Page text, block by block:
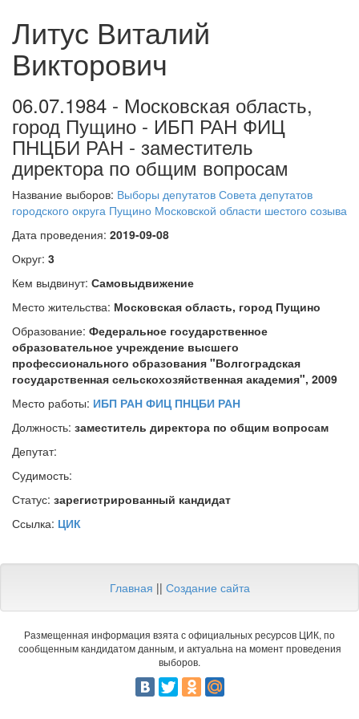
Литус Виталий
Викторович
06.07.1984 - Московская область,
город Пущино - ИБП РАН ФИЦ
ПНЦБИ РАН - заместитель
директора по общим вопросам
Название выборов: Выборы депутатов Совета депутатов
городского округа Пущино Московской области шестого созыва
Дата проведения: 2019-09-08
Округ: 3
Кем выдвинут: Самовыдвижение
Место жительства: Московская область, город Пущино
Образование: Федеральное государственное
образовательное учреждение высшего
профессионального образования "Волгоградская
государственная сельскохозяйственная академия", 2009
Место работы: ИБП РАН ФИЦ ПНЦБИ РАН
Должность: заместитель директора по общим вопросам
Депутат:
Судимость:
Статус: зарегистрированный кандидат
Ссылка: ЦИК
Главная || Создание сайта
Размещенная информация взята с официальных ресурсов ЦИК, по
сообщенным кандидатом данным, и актуальна на момент проведения
выборов.